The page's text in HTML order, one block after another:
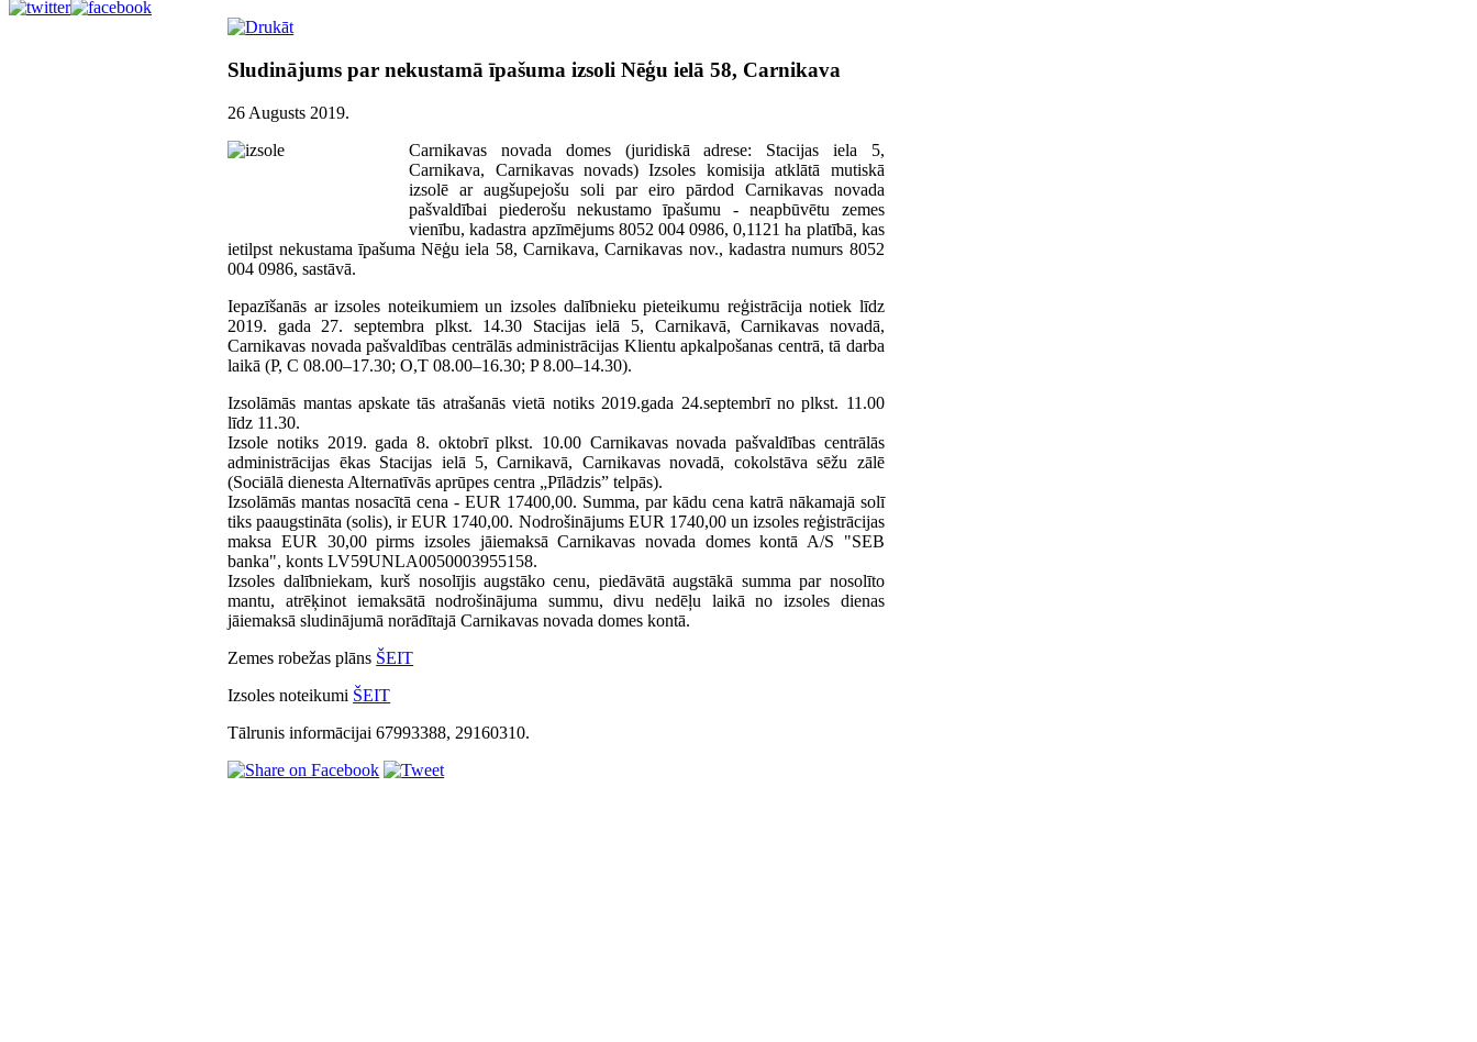
Sludinājums par nekustamā īpašuma izsoli Nēģu ielā 58, Carnikava
26 Augusts 2019.
Carnikavas novada domes (juridiskā adrese: Stacijas iela 5,
Carnikava, Carnikavas novads) Izsoles komisija atklātā mutiskā
izsolē ar augšupejošu soli par eiro pārdod Carnikavas novada
pašvaldībai piederošu nekustamo īpašumu - neapbūvētu zemes
vienību, kadastra apzīmējums 8052 004 0986, 0,1121 ha platībā, kas
ietilpst nekustama īpašuma Nēģu iela 58, Carnikava, Carnikavas nov., kadastra numurs 8052
004 0986, sastāvā.
Iepazīšanās ar izsoles noteikumiem un izsoles dalībnieku pieteikumu reģistrācija notiek līdz
2019. gada 27. septembra plkst. 14.30 Stacijas ielā 5, Carnikavā, Carnikavas novadā,
Carnikavas novada pašvaldības centrālās administrācijas Klientu apkalpošanas centrā, tā darba
laikā (P, C 08.00–17.30; O,T 08.00–16.30; P 8.00–14.30).
Izsolāmās mantas apskate tās atrašanās vietā notiks 2019.gada 24.septembrī no plkst. 11.00
līdz 11.30.
Izsole notiks 2019. gada 8. oktobrī plkst. 10.00 Carnikavas novada pašvaldības centrālās
administrācijas ēkas Stacijas ielā 5, Carnikavā, Carnikavas novadā, cokolstāva sēžu zālē
(Sociālā dienesta Alternatīvās aprūpes centra „Pīlādzis” telpās).
Izsolāmās mantas nosacītā cena - EUR 17400,00. Summa, par kādu cena katrā nākamajā solī
tiks paaugstināta (solis), ir EUR 1740,00. Nodrošinājums EUR 1740,00 un izsoles reģistrācijas
maksa EUR 30,00 pirms izsoles jāiemaksā Carnikavas novada domes kontā A/S "SEB
banka", konts LV59UNLA0050003955158.
Izsoles dalībniekam, kurš nosolījis augstāko cenu, piedāvātā augstākā summa par nosolīto
mantu, atrēķinot iemaksātā nodrošinājuma summu, divu nedēļu laikā no izsoles dienas
jāiemaksā sludinājumā norādītajā Carnikavas novada domes kontā.
Zemes robežas plāns ŠEIT
Izsoles noteikumi ŠEIT
Tālrunis informācijai 67993388, 29160310.